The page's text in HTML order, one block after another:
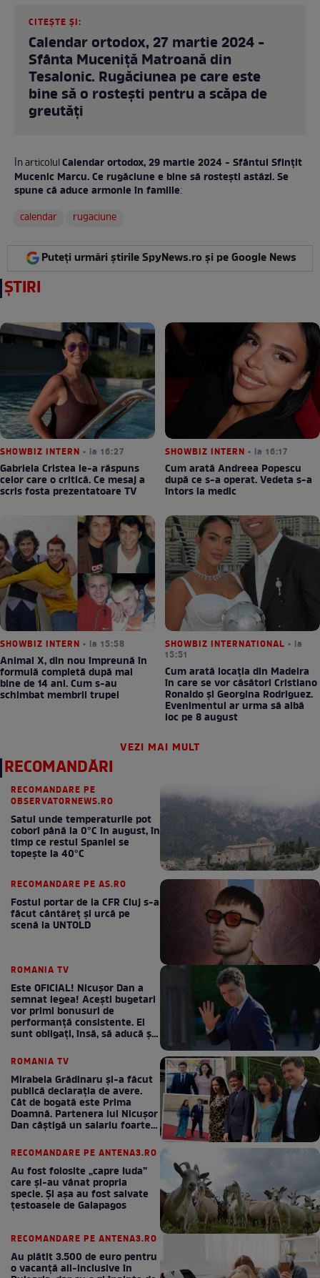
CITEȘTE ȘI:
Calendar ortodox, 27 martie 2024 -
Sfânta Muceniţă Matroană din
Tesalonic. Rugăciunea pe care este
bine să o rostești pentru a scăpa de
greutăți
În articolulCalendar ortodox, 29 martie 2024 - Sfântul Sfințit
Mucenic Marcu. Ce rugăciune e bine să rostești astăzi. Se
spune că aduce armonie în familie:
calendar
rugaciune
Puteți urmări știrile SpyNews.ro și pe Google News
ȘTIRI
SHOWBIZ INTERN • la 16:27
Gabriela Cristea le-a răspuns
celor care o critică. Ce mesaj a
scris fosta prezentatoare TV
SHOWBIZ INTERN • la 16:17
Cum arată Andreea Popescu
după ce s-a operat. Vedeta s-a
întors la medic
SHOWBIZ INTERN • la 15:58
Animal X, din nou împreună în
formulă completă după mai
bine de 14 ani. Cum s-au
schimbat membrii trupei
SHOWBIZ INTERNATIONAL • la
15:51
Cum arată locația din Madeira
în care se vor căsători Cristiano
Ronaldo și Georgina Rodriguez.
Evenimentul ar urma să aibă
loc pe 8 august
VEZI MAI MULT
RECOMANDĂRI
RECOMANDARE PE
OBSERVATORNEWS.RO
Satul unde temperaturile pot
coborî până la 0°C în august, în
timp ce restul Spaniei se
topește la 40°C
RECOMANDARE PE AS.RO
Fostul portar de la CFR Cluj s-a
făcut cântăreţ şi urcă pe
scenă la UNTOLD
ROMANIA TV
Este OFICIAL! Nicușor Dan a
semnat legea! Acești bugetari
vor primi bonusuri de
performanță consistente. Ei
sunt obligați, însă, să aducă și
ROMANIA TV
Mirabela Grădinaru și-a făcut
publică declarația de avere.
Cât de bogată este Prima
Doamnă. Partenera lui Nicușor
Dan câștigă un salariu foarte
RECOMANDARE PE ANTENA3.RO
Au fost folosite „capre Iuda”
care și-au vânat propria
specie. Și așa au fost salvate
țestoasele de Galapagos
RECOMANDARE PE ANTENA3.RO
Au plătit 3.500 de euro pentru
o vacanță all-inclusive în